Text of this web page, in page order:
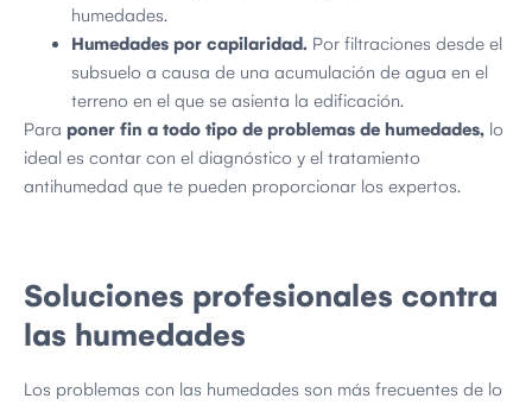
humedades.
Humedades por capilaridad. Por filtraciones desde el
subsuelo a causa de una acumulación de agua en el
terreno en el que se asienta la edificación.
Para poner fin a todo tipo de problemas de humedades, lo
ideal es contar con el diagnóstico y el tratamiento
antihumedad que te pueden proporcionar los expertos.
Soluciones profesionales contra
las humedades
Los problemas con las humedades son más frecuentes de lo